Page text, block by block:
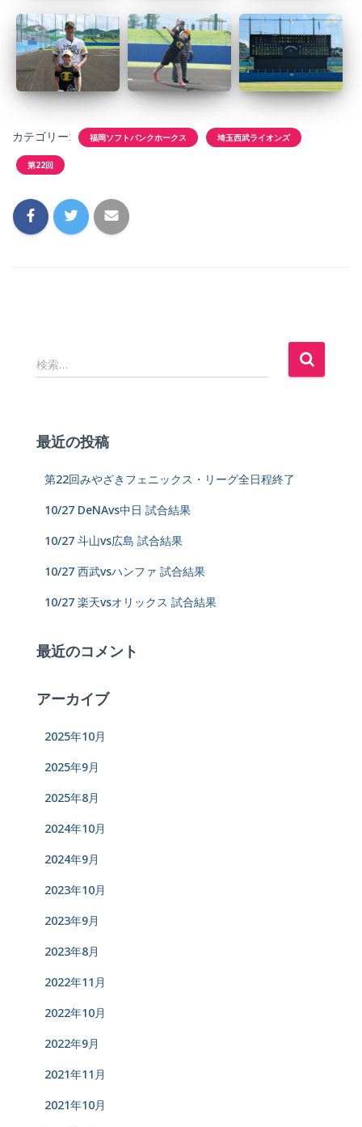
カテゴリー: 福岡ソフトバンクホークス 埼玉西武ライオンズ
第22回
検索…
最近の投稿
第22回みやざきフェニックス・リーグ全日程終了
10/27 DeNAvs中日 試合結果
10/27 斗山vs広島 試合結果
10/27 西武vsハンファ 試合結果
10/27 楽天vsオリックス 試合結果
最近のコメント
アーカイブ
2025年10月
2025年9月
2025年8月
2024年10月
2024年9月
2023年10月
2023年9月
2023年8月
2022年11月
2022年10月
2022年9月
2021年11月
2021年10月